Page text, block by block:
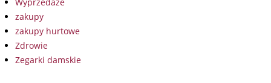
Wyprzedaże
zakupy
zakupy hurtowe
Zdrowie
Zegarki damskie